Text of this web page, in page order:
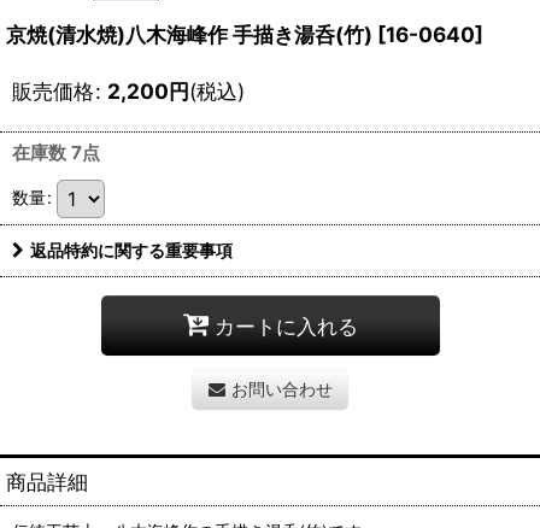
京焼(清水焼)八木海峰作 手描き湯呑(竹) [16-0640]
販売価格: 2,200円(税込)
在庫数 7点
数量:
返品特約に関する重要事項
カートに入れる
お問い合わせ
商品詳細